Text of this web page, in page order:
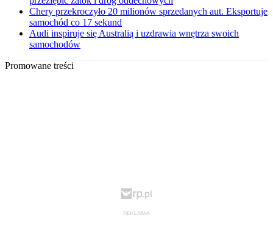
Chery przekroczyło 20 milionów sprzedanych aut. Eksportuje
samochód co 17 sekund
Audi inspiruje się Australią i uzdrawia wnętrza swoich
samochodów
Promowane treści